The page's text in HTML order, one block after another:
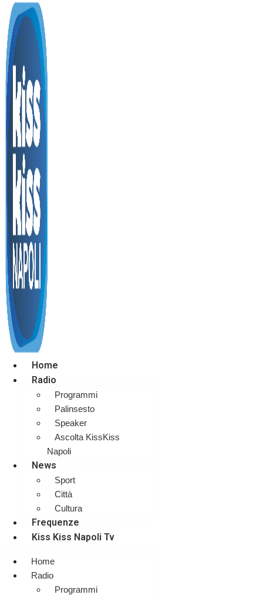
Home
Radio
Programmi
Palinsesto
Speaker
Ascolta KissKiss
Napoli
News
Sport
Città
Cultura
Frequenze
Kiss Kiss Napoli Tv
Home
Radio
Programmi